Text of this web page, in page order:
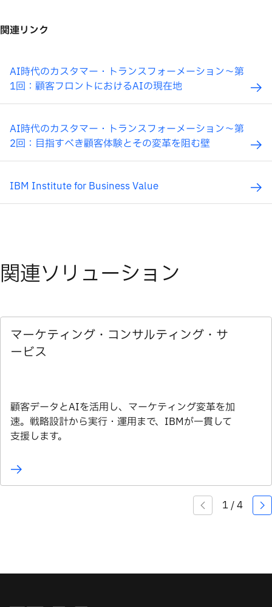
関連リンク
AI時代のカスタマー・トランスフォーメーション〜第
1回：顧客フロントにおけるAIの現在地
AI時代のカスタマー・トランスフォーメーション〜第
2回：目指すべき顧客体験とその変革を阻む壁
IBM Institute for Business Value
関連ソリューション
マーケティング・コンサルティング・サ
ービス
顧客データとAIを活用し、マーケティング変革を加
速。戦略設計から実行・運用まで、IBMが一貫して
支援します。